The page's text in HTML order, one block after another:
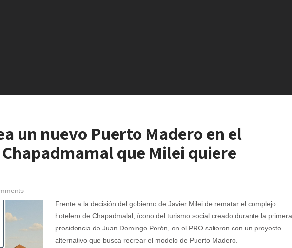
un nuevo Puerto Madero en el
que Milei quiere
Frente a la decisión del gobierno de Javier Milei de rematar el complejo
hotelero de Chapadmalal, ícono del turismo social creado durante la primera
presidencia de Juan Domingo Perón, en el PRO salieron con un proyecto
alternativo que busca recrear el modelo de Puerto Madero.